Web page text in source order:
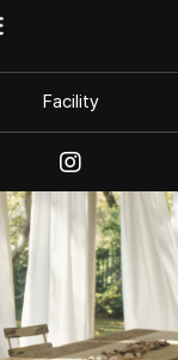
Facility